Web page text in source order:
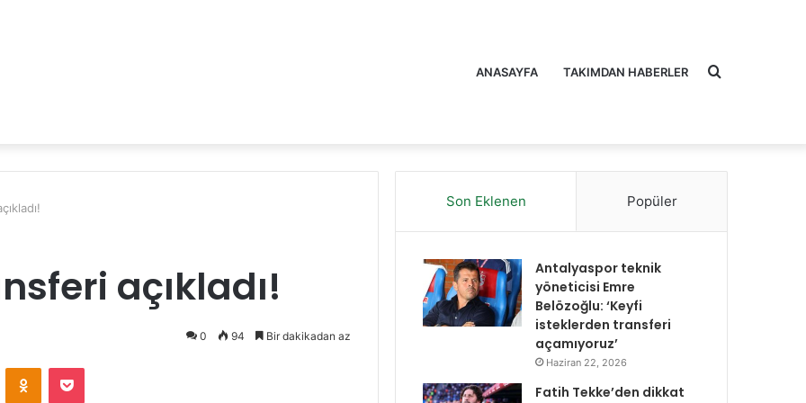
ANASAYFA TAKIMDAN HABERLER Arama
açıkladı!
0 94 Bir dakikadan az
Odnoklassniki
Pocket
Son Eklenen Popüler
Antalyaspor teknik
yöneticisi Emre
Belözoğlu: ‘Keyfi
isteklerden transferi
açamıyoruz’
Haziran 22, 2026
Fatih Tekke’den dikkat